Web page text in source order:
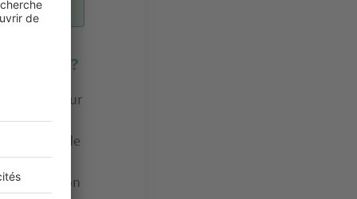
?
durable pour
de vous
de
extension